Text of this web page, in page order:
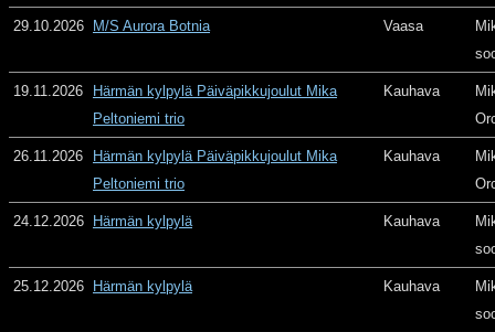
29.10.2026 M/S Aurora Botnia Vaasa
19.11.2026
Härmän kylpylä Päiväpikkujoulut Mika
Peltoniemi trio
Kauhava
26.11.2026
Härmän kylpylä Päiväpikkujoulut Mika
Peltoniemi trio
Kauhava
24.12.2026 Härmän kylpylä Kauhava
25.12.2026 Härmän kylpylä Kauhava